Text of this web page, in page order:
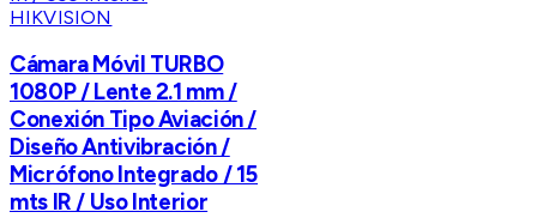
HIKVISION
Cámara Móvil TURBO
1080P / Lente 2.1 mm /
Conexión Tipo Aviación /
Diseño Antivibración /
Micrófono Integrado / 15
mts IR / Uso Interior